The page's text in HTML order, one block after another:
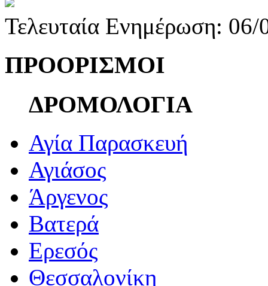
Τελευταία Ενημέρωση:
ΠΡΟΟΡΙΣΜΟΙ
ΔΡΟΜΟΛΟΓΙΑ
Αγία Παρασκευή
Αγιάσος
Άργενος
Βατερά
Ερεσός
Θεσσαλονίκη